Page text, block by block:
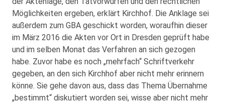
Möglichkeiten ergeben, erklärt Kirchhof. Die Anklage sei
außerdem zum GBA geschickt worden, woraufhin dieser
im März 2016 die Akten vor Ort in Dresden geprüft habe
und im selben Monat das Verfahren an sich gezogen
habe. Zuvor habe es noch „mehrfach“ Schriftverkehr
gegeben, an den sich Kirchhof aber nicht mehr erinnern
könne. Sie gehe davon aus, dass das Thema Übernahme
„bestimmt“ diskutiert worden sei, wisse aber nicht mehr